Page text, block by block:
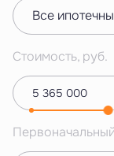
Все
Стоимость, руб.